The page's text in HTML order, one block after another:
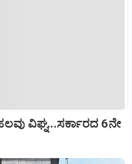
ವಿಘ್ನ...ಸರ್ಕಾರದ 6ನೇ